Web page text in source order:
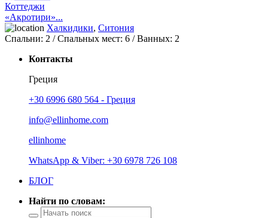
Коттеджи
«Акротири»...
Халкидики, Ситония
Спальни: 2 / Спальных мест: 6 /Ванных: 2
Контакты
Греция
+30 6996 680 564 - Греция
info@ellinhome.com
ellinhome
WhatsApp & Viber: +30 6978 726 108
БЛОГ
Найти по словам: